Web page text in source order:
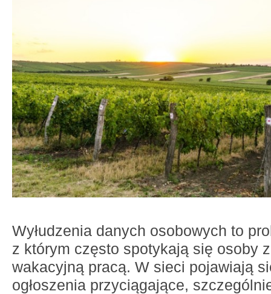
Wyłudzenia danych osobowych to
z którym często spotykają się osoby
wakacyjną pracą. W sieci pojawiają
ogłoszenia przyciągające,